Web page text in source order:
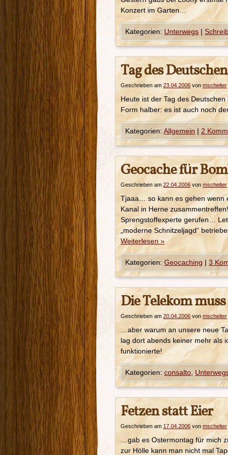
Konzert im Garten…
Kategorien: Unterwegs |
Tag des
Geschrieben am 23.04.2006 von mschelter
Heute ist der Tag des
Form halber: es ist auch noch
Kategorien: Allgemein | 2
Geocache für
Geschrieben am 22.04.2006 von mschelter
Tjaaa… so kann es gehen wenn
Kanal in Herne
Sprengstoffexperte gerufen…
„moderne Schnitzeljagd“
Weiterlesen »
Kategorien: Geocaching | 3
Die Telekom
Geschrieben am 20.04.2006 von mschelter
…aber warum an unsere neue
lag dort abends keiner mehr als
funktionierte!
Kategorien: consalto
Fetzen statt Eier
Geschrieben am 17.04.2006 von mschelter
…gab es Ostermontag für mich
zur Hölle kann man nicht mal